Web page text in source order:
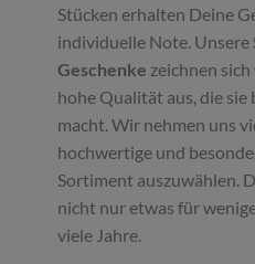
Stücken erhalten Deine
individuelle Note. Unsere
Geschenke zeichnen
hohe Qualität aus, die sie
macht. Wir nehmen uns
hochwertige und
Sortiment auszuwählen.
nicht nur etwas für
viele Jahre.